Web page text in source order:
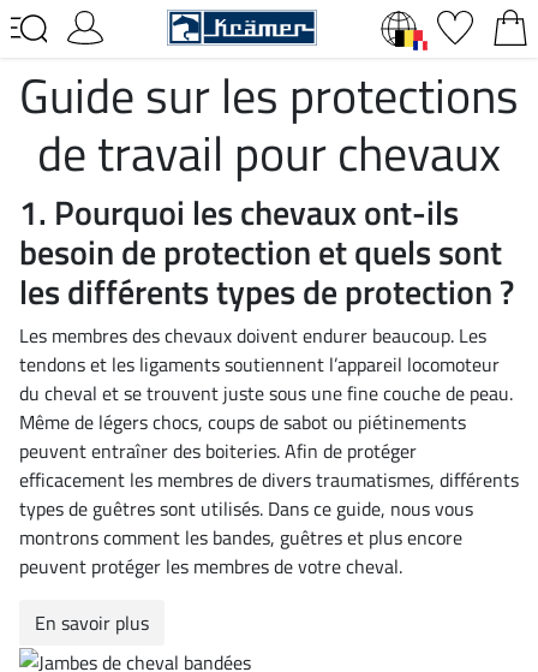
Guide sur les protections
de travail pour chevaux
1. Pourquoi les chevaux ont-ils
besoin de protection et quels sont
les différents types de protection ?
Les membres des chevaux doivent endurer beaucoup. Les
tendons et les ligaments soutiennent l’appareil locomoteur
du cheval et se trouvent juste sous une fine couche de peau.
Même de légers chocs, coups de sabot ou piétinements
peuvent entraîner des boiteries. Afin de protéger
efficacement les membres de divers traumatismes, différents
types de guêtres sont utilisés. Dans ce guide, nous vous
montrons comment les bandes, guêtres et plus encore
peuvent protéger les membres de votre cheval.
En savoir plus